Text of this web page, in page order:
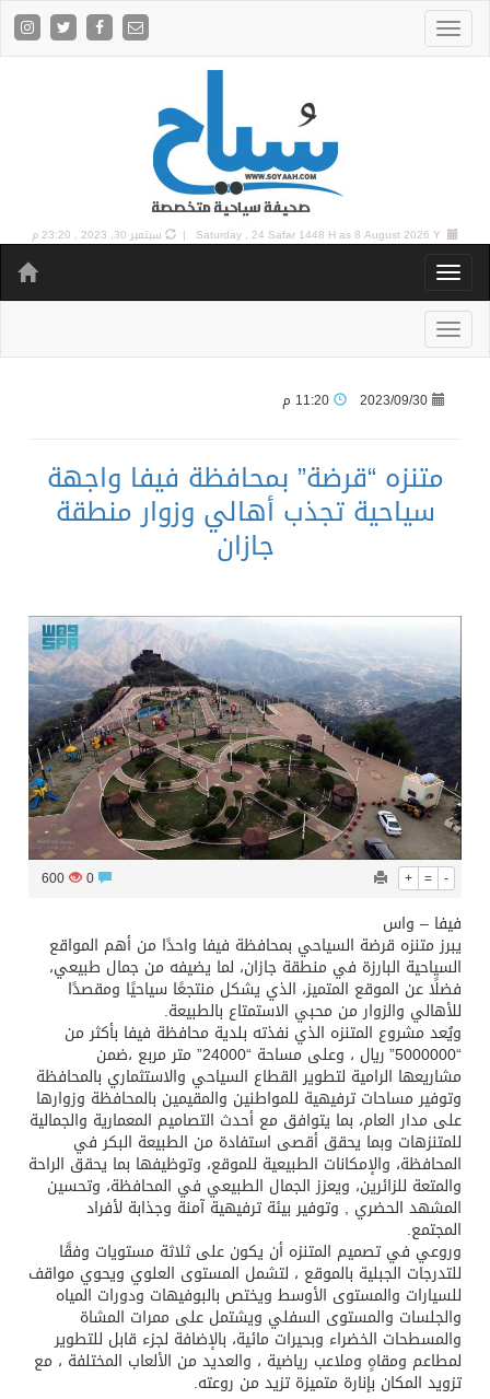
Saturday , 24 Safar 1448 H as8 August 2026 Y | سبتمبر 30, 2023 , 23:20 م
2023/09/30
متنزه “قرضة” بمحافظة فيفا واجهة
سياحية تجذب أهالي وزوار منطقة
جازان
+ = -
600
فيفا – واس
يبرز متنزه قرضة السياحي بمحافظة فيفا واحدًا من أهم المواقع
السياحية البارزة في منطقة جازان، لما يضيفه من جمال طبيعي،
فضلًا عن الموقع المتميز، الذي يشكل منتجعًا سياحيًا ومقصدًا
للأهالي والزوار من محبي الاستمتاع بالطبيعة.
ويُعد مشروع المتنزه الذي نفذته بلدية محافظة فيفا بأكثر من
“5000000” ريال ، وعلى مساحة “24000” متر مربع ،ضمن
مشاريعها الرامية لتطوير القطاع السياحي والاستثماري بالمحافظة
وتوفير مساحات ترفيهية للمواطنين والمقيمين بالمحافظة وزوارها
على مدار العام، بما يتوافق مع أحدث التصاميم المعمارية والجمالية
للمتنزهات وبما يحقق أقصى استفادة من الطبيعة البكر في
المحافظة، والإمكانات الطبيعية للموقع، وتوظيفها بما يحقق الراحة
والمتعة للزائرين، ويعزز الجمال الطبيعي في المحافظة، وتحسين
المشهد الحضري , وتوفير بيئة ترفيهية آمنة وجذابة لأفراد
المجتمع.
وروعي في تصميم المتنزه أن يكون على ثلاثة مستويات وفقًا
للتدرجات الجبلية بالموقع ، لتشمل المستوى العلوي ويحوي مواقف
للسيارات والمستوى الأوسط ويختص بالبوفيهات ودورات المياه
والجلسات والمستوى السفلي ويشتمل على ممرات المشاة
والمسطحات الخضراء وبحيرات مائية، بالإضافة لجزء قابل للتطوير
لمطاعم ومقاهٍ وملاعب رياضية ، والعديد من الألعاب المختلفة ، مع
تزويد المكان بإنارة متميزة تزيد من روعته.